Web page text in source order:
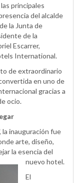
principales
del alcalde
la Junta de
de la
Escarrer,
International.
de extraordinario
en uno de
gracias a
ocio.
inauguración fue
arte, diseño,
la esencia del
nuevo hotel.
El